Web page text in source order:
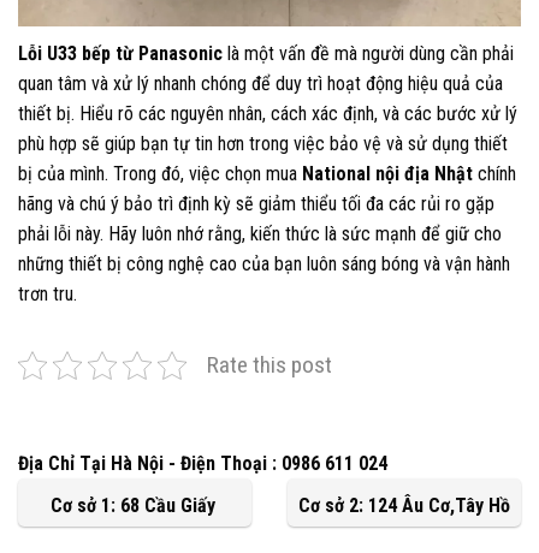
Lỗi U33 bếp từ Panasonic là một vấn đề mà người dùng cần phải
quan tâm và xử lý nhanh chóng để duy trì hoạt động hiệu quả của
thiết bị. Hiểu rõ các nguyên nhân, cách xác định, và các bước xử lý
phù hợp sẽ giúp bạn tự tin hơn trong việc bảo vệ và sử dụng thiết
bị của mình. Trong đó, việc chọn mua National nội địa Nhật chính
hãng và chú ý bảo trì định kỳ sẽ giảm thiểu tối đa các rủi ro gặp
phải lỗi này. Hãy luôn nhớ rằng, kiến thức là sức mạnh để giữ cho
những thiết bị công nghệ cao của bạn luôn sáng bóng và vận hành
trơn tru.
Rate this post
Địa Chỉ Tại Hà Nội - Điện Thoại : 0986 611 024
Cơ sở 1: 68 Cầu Giấy
Cơ sở 2: 124 Âu Cơ,Tây Hồ